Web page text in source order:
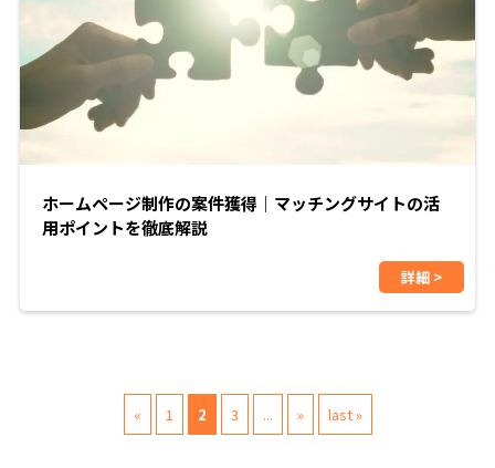
ホームページ制作の案件獲得｜マッチングサイトの活
用ポイントを徹底解説
詳細 >
« 1 2 3 ... » last »